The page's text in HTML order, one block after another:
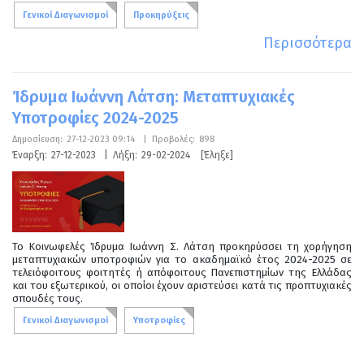
Γενικοί Διαγωνισμοί Προκηρύξεις
Περισσότερα
Ίδρυμα Ιωάννη Λάτση: Μεταπτυχιακές
Υποτροφίες 2024-2025
Δημοσίευση: 27-12-2023 09:14 Προβολές: 898
Έναρξη: 27-12-2023 Λήξη: 29-02-2024 [Έληξε]
Το Κοινωφελές Ίδρυμα Ιωάννη Σ. Λάτση προκηρύσσει τη χορήγηση
μεταπτυχιακών υποτροφιών για το ακαδημαϊκό έτος 2024-2025 σε
τελειόφοιτους φοιτητές ή απόφοιτους Πανεπιστημίων της Ελλάδας
και του εξωτερικού, οι οποίοι έχουν αριστεύσει κατά τις προπτυχιακές
σπουδές τους.
Γενικοί Διαγωνισμοί Υποτροφίες